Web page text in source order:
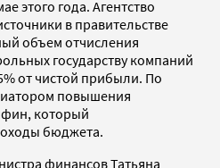
этого года. Агентство
в правительстве
объем отчисления
государству компаний
от чистой прибыли. По
повышения
который
бюджета.
финансов Татьяна